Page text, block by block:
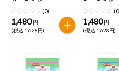
(0)
1,480 円
(税込 1,628円)
1,480 円
(税込 1,628円)